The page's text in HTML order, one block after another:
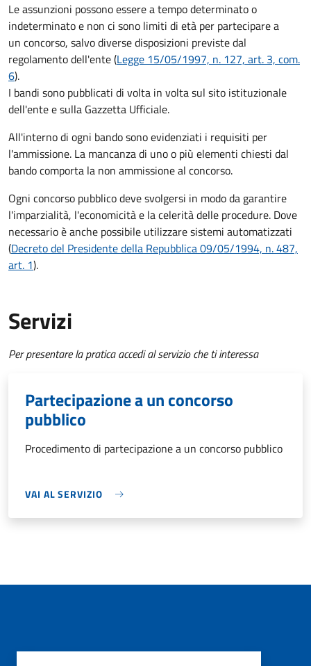
Le assunzioni possono essere a tempo determinato o
indeterminato e non ci sono limiti di età per partecipare a
un concorso, salvo diverse disposizioni previste dal
regolamento dell'ente (Legge 15/05/1997, n. 127, art. 3, com.
6).
I bandi sono pubblicati di volta in volta sul sito istituzionale
dell'ente e sulla Gazzetta Ufficiale.
All'interno di ogni bando sono evidenziati i requisiti per
l'ammissione. La mancanza di uno o più elementi chiesti dal
bando comporta la non ammissione al concorso.
Ogni concorso pubblico deve svolgersi in modo da garantire
l'imparzialità, l'economicità e la celerità delle procedure. Dove
necessario è anche possibile utilizzare sistemi automatizzati
(Decreto del Presidente della Repubblica 09/05/1994, n. 487,
art. 1).
Servizi
Per presentare la pratica accedi al servizio che ti interessa
Partecipazione a un concorso
pubblico
Procedimento di partecipazione a un concorso pubblico
VAI AL SERVIZIO